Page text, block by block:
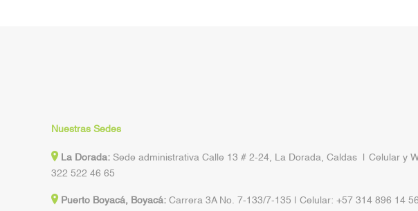
Nuestras Sedes
La Dorada:Sede administrativa Calle 13 # 2-24, La Dorada, Caldas | Celular y
322 522 46 65
Puerto Boyacá, Boyacá:Carrera 3A No. 7-133/7-135 | Celular: +57 314 896 14